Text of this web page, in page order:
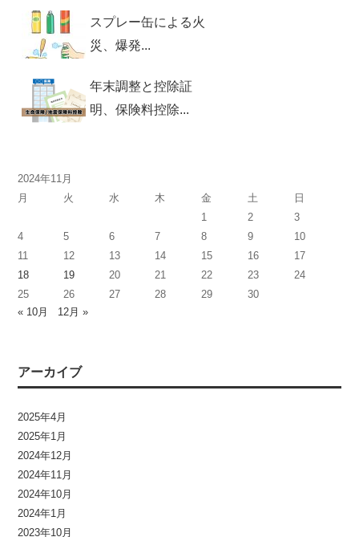
スプレー缶による火
災、爆発...
年末調整と控除証
明、保険料控除...
2024年11月
月
火 水 木 金 土
日
1
2
3
4
5 6 7 8 9
10
11
12 13 14 15 16
17
18
19 20 21 22 23
24
25
26 27 28 29
30
« 10月
12月 »
アーカイブ
2025年4月
2025年1月
2024年12月
2024年11月
2024年10月
2024年1月
2023年10月